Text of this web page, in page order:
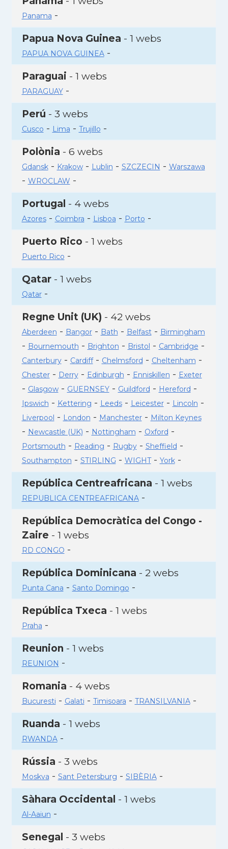
Panama -
Papua Nova Guinea - 1 webs
PAPUA NOVA GUINEA-
Paraguai - 1 webs
PARAGUAY-
Perú - 3 webs
Cusco - Lima - Trujillo -
Polònia - 6 webs
Gdansk- Krakow- Lublin - SZCZECIN - Warszawa
- WROCLAW -
Portugal - 4 webs
Azores- Coimbra - Lisboa - Porto -
Puerto Rico - 1 webs
Puerto Rico -
Qatar- 1 webs
Qatar-
Regne Unit (UK) - 42 webs
Aberdeen - Bangor- Bath - Belfast- Birmingham
- Bournemouth - Brighton - Bristol - Cambridge -
Canterbury- Cardiff- Chelmsford - Cheltenham -
Chester- Derry- Edinburgh - Enniskillen - Exeter
- Glasgow- GUERNSEY- Guildford - Hereford -
Ipswich - Kettering - Leeds- Leicester- Lincoln -
Liverpool - London - Manchester- Milton Keynes
- Newcastle (UK) - Nottingham - Oxford -
Portsmouth - Reading - Rugby- Sheffield -
Southampton - STIRLING - WIGHT- York-
República Centreafricana - 1 webs
REPUBLICA CENTREAFRICANA-
República Democràtica del Congo -
Zaire - 1 webs
RD CONGO -
República Dominicana - 2 webs
Punta Cana - Santo Domingo -
República Txeca - 1 webs
Praha -
Reunion - 1 webs
REUNION -
Romania - 4 webs
Bucuresti - Galati - Timisoara - TRANSILVANIA-
Ruanda - 1 webs
RWANDA-
Rússia - 3 webs
Moskva - Sant Petersburg - SIBÈRIA-
Sàhara Occidental - 1 webs
Al-Aaiun -
Senegal - 3 webs